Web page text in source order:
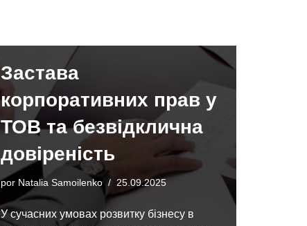
Застава
корпоративних прав у
ТОВ та безвідклична
довіреність
por Natalia Samoilenko 25.09.2025
У сучасних умовах розвитку бізнесу в